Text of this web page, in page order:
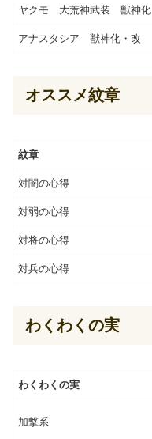
ヤクモ 大荒神武装 獣神化
アナスタシア 獣神化・改
オススメ紋章
紋章
対闇の心得
対弱の心得
対将の心得
対兵の心得
わくわくの実
わくわくの実
加撃系